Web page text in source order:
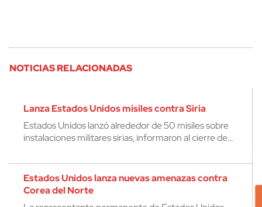
NOTICIAS RELACIONADAS
Lanza Estados Unidos misiles contra Siria
Estados Unidos lanzó alrededor de 50 misiles sobre
instalaciones militares sirias, informaron al cierre de…
Estados Unidos lanza nuevas amenazas contra
Corea del Norte